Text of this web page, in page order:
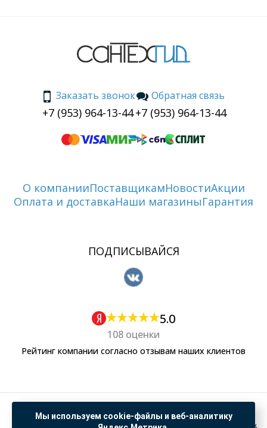
Заказать звонок
+7 (953) 964-13-44
Обратная связь
+7 (953) 964-13-44
О компанииПоставщикамНовостиАкции
Оплата и доставкаНаши магазиныГарантия
ПОДПИСЫВАЙСЯ
5.0
108 оценки
Рейтинг компании согласно отзывам наших клиентов
Политика обработки персональных данных
Согласие на обработку данных Яндекс Метрика
Мы используем cookie-файлы и веб-аналитику